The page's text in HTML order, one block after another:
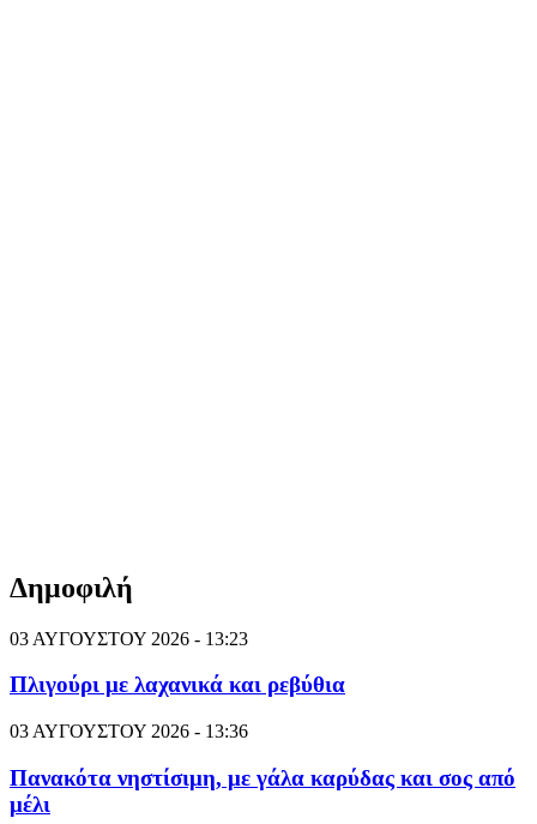
Δημοφιλή
03 ΑΥΓΟΥΣΤΟΥ 2026 - 13:23
Πλιγούρι με λαχανικά και ρεβύθια
03 ΑΥΓΟΥΣΤΟΥ 2026 - 13:36
Πανακότα νηστίσιμη, με γάλα καρύδας και σος από
μέλι